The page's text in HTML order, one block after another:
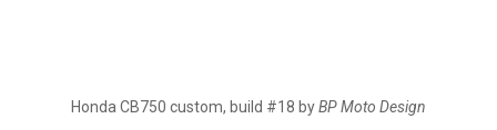
Honda CB750 custom, build #18 byBP Moto Design